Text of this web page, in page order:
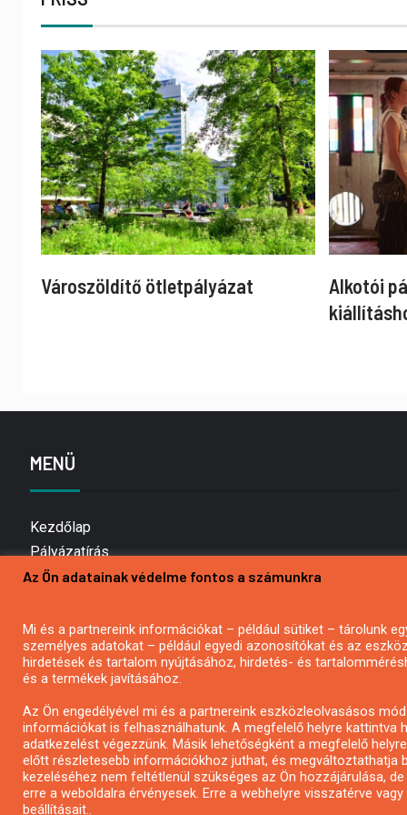
Városzöldítő ötletpályázat
Alkotói
MENÜ
Kezdőlap
Pályázatírás
Bemutatkozás
Hírlevél feliratkozás
Impresszum
Kapcsolat
Az Ön adatainak védelme fontos a számunkra
Mi és a partnereink információkat – például sütiket – tárolunk
személyes adatokat – például egyedi azonosítókat és az
hirdetések és tartalom nyújtásához, hirdetés- és
és a termékek javításához.
Az Ön engedélyével mi és a partnereink eszközleolvasásos
információkat is felhasználhatunk. A megfelelő helyre
adatkezelést végezzünk. Másik lehetőségként a megfelelő
előtt részletesebb információkhoz juthat, és megváltoztathatja
kezeléséhez nem feltétlenül szükséges az Ön hozzájárulása,
erre a weboldalra érvényesek. Erre a webhelyre visszatérve
beállításait..